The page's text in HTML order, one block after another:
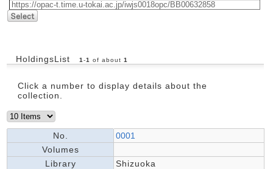
HoldingsList 1 -1 of about 1
Click a number to display details about the
collection.
No.
0001
Volumes
Library
Shizuoka